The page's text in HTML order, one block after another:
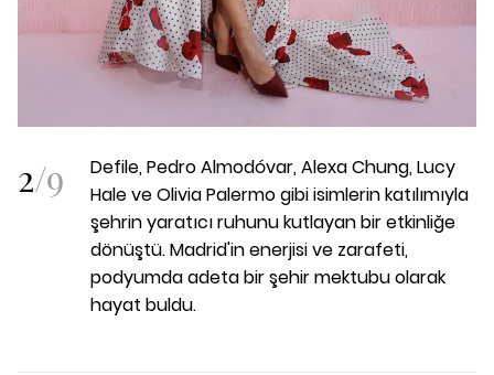
2/9
Defile, Pedro Almodóvar, Alexa Chung, Lucy
Hale ve Olivia Palermo gibi isimlerin katılımıyla
şehrin yaratıcı ruhunu kutlayan bir etkinliğe
dönüştü. Madrid'in enerjisi ve zarafeti,
podyumda adeta bir şehir mektubu olarak
hayat buldu.